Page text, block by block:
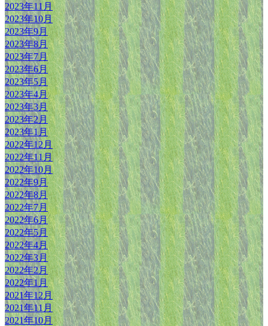
2023年11月
2023年10月
2023年9月
2023年8月
2023年7月
2023年6月
2023年5月
2023年4月
2023年3月
2023年2月
2023年1月
2022年12月
2022年11月
2022年10月
2022年9月
2022年8月
2022年7月
2022年6月
2022年5月
2022年4月
2022年3月
2022年2月
2022年1月
2021年12月
2021年11月
2021年10月